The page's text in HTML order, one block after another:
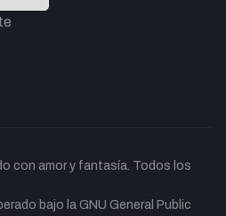
con amor y fantasía. Todos los
bajo la GNU General Public